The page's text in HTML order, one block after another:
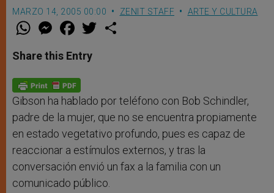
MARZO 14, 2005 00:00 ZENIT STAFF ARTE Y CULTURA
W
t
s
p
p
M
e
s
e
g
e
r
F
a
e
b
o
k
w
Share this Entry
Gibson ha hablado por teléfono con Bob Schindler,
padre de la mujer, que no se encuentra propiamente
en estado vegetativo profundo, pues es capaz de
reaccionar a estímulos externos, y tras la
conversación envió un fax a la familia con un
comunicado público.